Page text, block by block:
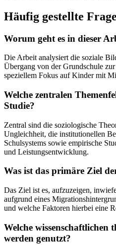
Häufig gestellte
Worum geht es in dieser
Die Arbeit analysiert die soziale
Übergang von der Grundschule
speziellem Fokus auf Kinder mit
Welche zentralen
Studie?
Zentral sind die soziologische
Ungleichheit, die institutionellen
Schulsystems sowie empirische
und Leistungsentwicklung.
Was ist das primäre Ziel
Das Ziel ist es, aufzuzeigen,
aufgrund eines
und welche Faktoren hierbei eine
Welche wissenschaftlichen
werden genutzt?